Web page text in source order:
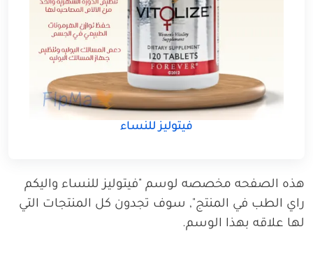
فيتوليز للنساء
هذه الصفحه مخصصه لوسم "فيتوليز للنساء واليكم
راي الطب في المنتج", سوف تجدون كل المنتجات التي
لها علاقه بهذا الوسم.